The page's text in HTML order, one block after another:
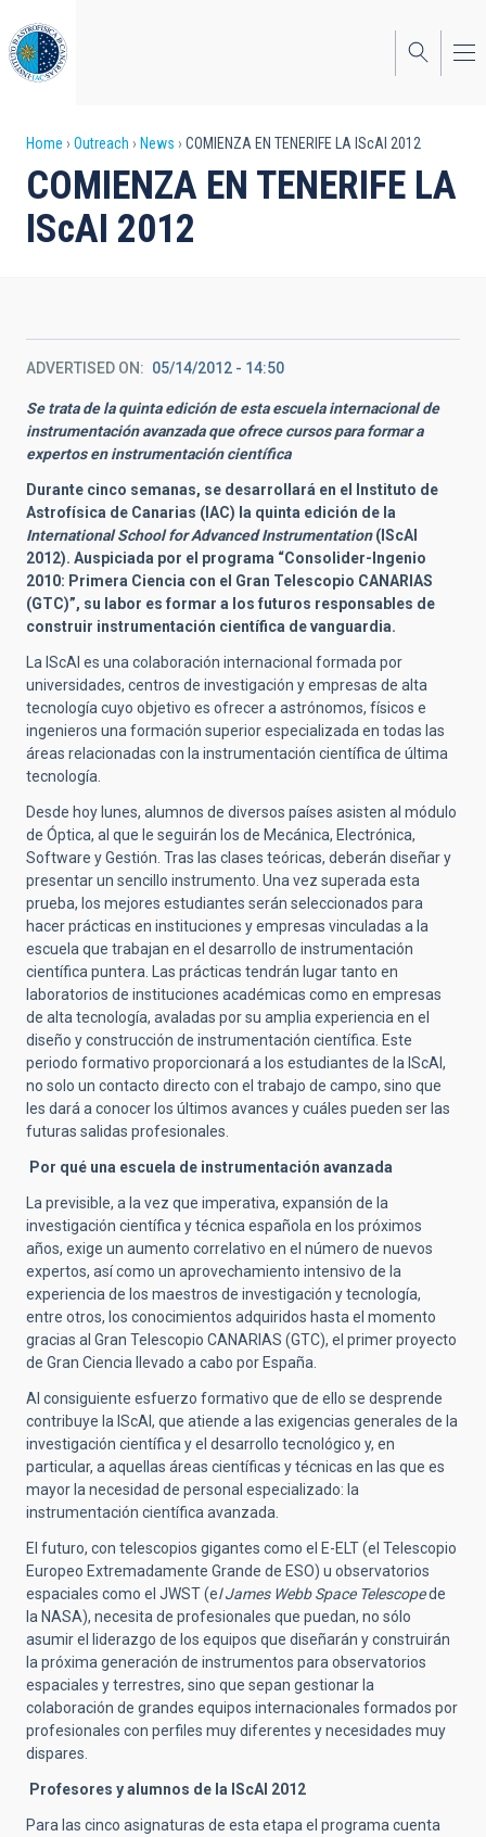
to
main
content
Breadcrumb
Home Outreach News COMIENZA EN TENERIFE LA IScAI 2012
COMIENZA EN TENERIFE LA
IScAI 2012
ADVERTISED ON 05/14/2012 - 14:50
Se trata de la quinta edición de esta escuela internacional de
instrumentación avanzada que ofrece cursos para formar a
expertos en instrumentación científica
Durante cinco semanas, se desarrollará en el Instituto de
Astrofísica de Canarias (IAC) la quinta edición de la
International School for Advanced Instrumentation(IScAI
2012). Auspiciada por el programa “Consolider-Ingenio
2010: Primera Ciencia con el Gran Telescopio CANARIAS
(GTC)”, su labor es formar a los futuros responsables de
construir instrumentación científica de vanguardia.
La IScAI es una colaboración internacional formada por
universidades, centros de investigación y empresas de alta
tecnología cuyo objetivo es ofrecer a astrónomos, físicos e
ingenieros una formación superior especializada en todas las
áreas relacionadas con la instrumentación científica de última
tecnología.
Desde hoy lunes, alumnos de diversos países asisten al módulo
de Óptica, al que le seguirán los de Mecánica, Electrónica,
Software y Gestión. Tras las clases teóricas, deberán diseñar y
presentar un sencillo instrumento. Una vez superada esta
prueba, los mejores estudiantes serán seleccionados para
hacer prácticas en instituciones y empresas vinculadas a la
escuela que trabajan en el desarrollo de instrumentación
científica puntera. Las prácticas tendrán lugar tanto en
laboratorios de instituciones académicas como en empresas
de alta tecnología, avaladas por su amplia experiencia en el
diseño y construcción de instrumentación científica. Este
periodo formativo proporcionará a los estudiantes de la IScAI,
no solo un contacto directo con el trabajo de campo, sino que
les dará a conocer los últimos avances y cuáles pueden ser las
futuras salidas profesionales.
Por qué una escuela de instrumentación avanzada
La previsible, a la vez que imperativa, expansión de la
investigación científica y técnica española en los próximos
años, exige un aumento correlativo en el número de nuevos
expertos, así como un aprovechamiento intensivo de la
experiencia de los maestros de investigación y tecnología,
entre otros, los conocimientos adquiridos hasta el momento
gracias al Gran Telescopio CANARIAS (GTC), el primer proyecto
de Gran Ciencia llevado a cabo por España.
Al consiguiente esfuerzo formativo que de ello se desprende
contribuye la IScAI, que atiende a las exigencias generales de la
investigación científica y el desarrollo tecnológico y, en
particular, a aquellas áreas científicas y técnicas en las que es
mayor la necesidad de personal especializado: la
instrumentación científica avanzada.
El futuro, con telescopios gigantes como el E-ELT (el Telescopio
Europeo Extremadamente Grande de ESO) u observatorios
espaciales como el JWST (el James Webb Space Telescopede
la NASA), necesita de profesionales que puedan, no sólo
asumir el liderazgo de los equipos que diseñarán y construirán
la próxima generación de instrumentos para observatorios
espaciales y terrestres, sino que sepan gestionar la
colaboración de grandes equipos internacionales formados por
profesionales con perfiles muy diferentes y necesidades muy
dispares.
Profesores y alumnos de la IScAI 2012
Para las cinco asignaturas de esta etapa el programa cuenta